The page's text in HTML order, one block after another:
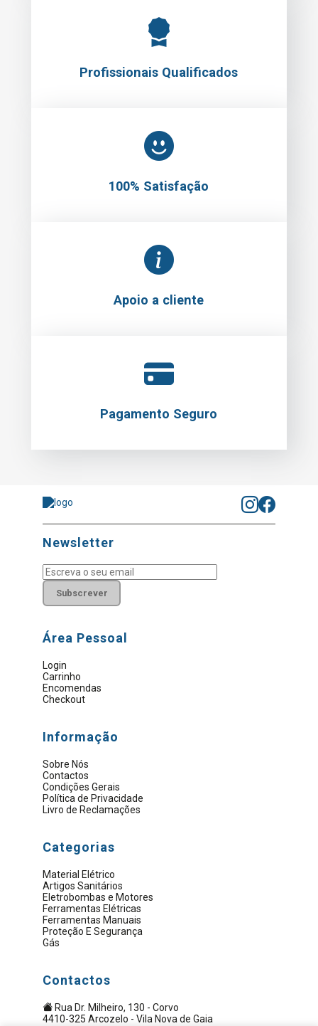
Profissionais Qualificados
100% Satisfação
Apoio a cliente
Pagamento Seguro
Newsletter
Subscrever
Área Pessoal
Login
Carrinho
Encomendas
Checkout
Informação
Sobre Nós
Contactos
Condições Gerais
Política de Privacidade
Livro de Reclamações
Categorias
Material Elétrico
Artigos Sanitários
Eletrobombas e Motores
Ferramentas Elétricas
Ferramentas Manuais
Proteção E Segurança
Gás
Contactos
Rua Dr. Milheiro, 130 - Corvo
4410-325 Arcozelo - Vila Nova de Gaia